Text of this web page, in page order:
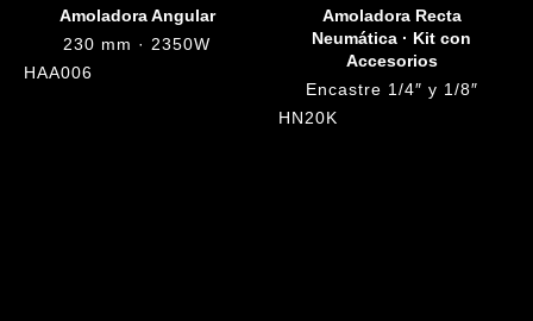
Amoladora Angular
230 mm · 2350W
HAA006
Amoladora Recta
Neumática · Kit con
Accesorios
Encastre 1/4″ y 1/8″
HN20K